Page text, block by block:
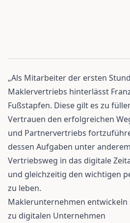
„Als Mitarbeiter der ersten
Maklervertriebs hinterlässt
Fußstapfen. Diese gilt es zu
Vertrauen den erfolgreichen
und Partnervertriebs
dessen Aufgaben unter
Vertriebsweg in das digitale
und gleichzeitig den wichtigen
zu leben.
Maklerunternehmen
zu digitalen Unternehmen